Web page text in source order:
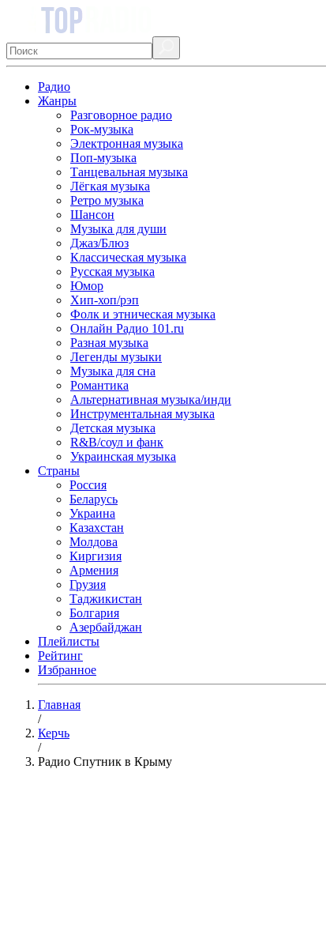
Радио
Жанры
Разговорное радио
Рок-музыка
Электронная музыка
Поп-музыка
Танцевальная музыка
Лёгкая музыка
Ретро музыка
Шансон
Музыка для души
Джаз/Блюз
Классическая музыка
Русская музыка
Юмор
Хип-хоп/рэп
Фолк и этническая музыка
Онлайн Радио 101.ru
Разная музыка
Легенды музыки
Музыка для сна
Романтика
Альтернативная музыка/инди
Инструментальная музыка
Детская музыка
R&B/cоул и фанк
Украинская музыка
Страны
Россия
Беларусь
Украина
Казахстан
Молдова
Киргизия
Армения
Грузия
Таджикистан
Болгария
Азербайджан
Плейлисты
Рейтинг
Избранное
Главная
/
Керчь
/
Радио Спутник в Крыму